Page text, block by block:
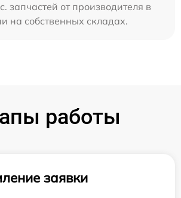
запчастей от производителя в
на собственных складах.
работы
заявки